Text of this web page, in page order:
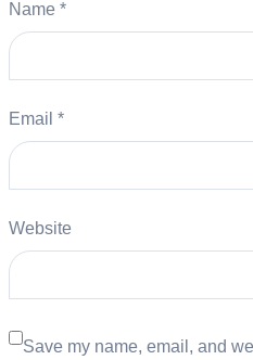
Name *
Email *
Website
Save my name, email, and